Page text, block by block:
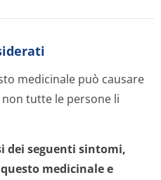
medicinale può causare
tutte le persone li
dei seguenti sintomi,
medicinale e